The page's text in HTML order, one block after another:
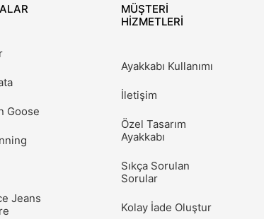
Goose
Jeans
MÜŞTERİ
HİZMETLERİ
Ayakkabı Kullanımı
İletişim
Özel Tasarım
Ayakkabı
Sıkça Sorulan
Sorular
Kolay İade Oluştur